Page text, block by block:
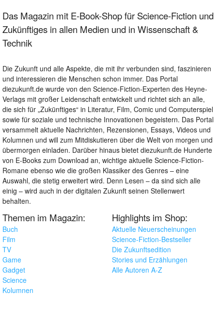
Das Magazin mit E-Book-Shop für Science-Fiction und
Zukünftiges in allen Medien und in Wissenschaft &
Technik
Die Zukunft und alle Aspekte, die mit ihr verbunden sind, faszinieren
und interessieren die Menschen schon immer. Das Portal
diezukunft.de wurde von den Science-Fiction-Experten des Heyne-
Verlags mit großer Leidenschaft entwickelt und richtet sich an alle,
die sich für „Zukünftiges“ in Literatur, Film, Comic und Computerspiel
sowie für soziale und technische Innovationen begeistern. Das Portal
versammelt aktuelle Nachrichten, Rezensionen, Essays, Videos und
Kolumnen und will zum Mitdiskutieren über die Welt von morgen und
übermorgen einladen. Darüber hinaus bietet diezukunft.de Hunderte
von E-Books zum Download an, wichtige aktuelle Science-Fiction-
Romane ebenso wie die großen Klassiker des Genres – eine
Auswahl, die stetig erweitert wird. Denn Lesen – da sind sich alle
einig – wird auch in der digitalen Zukunft seinen Stellenwert
behalten.
Themen im Magazin:
Buch
Film
TV
Game
Gadget
Science
Kolumnen
Highlights im Shop:
Aktuelle Neuerscheinungen
Science-Fiction-Bestseller
Die Zukunftsedition
Stories und Erzählungen
Alle Autoren A-Z